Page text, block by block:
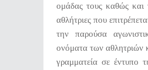
ομάδας τους καθώς και
αθλήτριες που
την παρούσα
ονόματα των αθλητριών
γραμματεία σε